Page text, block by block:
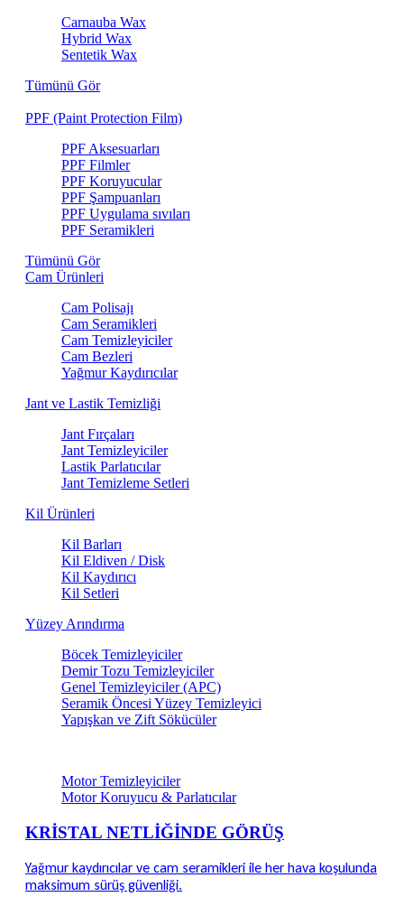
Carnauba Wax
Hybrid Wax
Sentetik Wax
Tümünü Gör
PPF (Paint Protection Film)
PPF Aksesuarları
PPF Filmler
PPF Koruyucular
PPF Şampuanları
PPF Uygulama sıvıları
PPF Seramikleri
Tümünü Gör
Cam Ürünleri
Cam Polisajı
Cam Seramikleri
Cam Temizleyiciler
Cam Bezleri
Yağmur Kaydırıcılar
Jant ve Lastik Temizliği
Jant Fırçaları
Jant Temizleyiciler
Lastik Parlatıcılar
Jant Temizleme Setleri
Kil Ürünleri
Kil Barları
Kil Eldiven / Disk
Kil Kaydırıcı
Kil Setleri
Yüzey Arındırma
Böcek Temizleyiciler
Demir Tozu Temizleyiciler
Genel Temizleyiciler (APC)
Seramik Öncesi Yüzey Temizleyici
Yapışkan ve Zift Sökücüler
Motor Temizleyiciler
Motor Koruyucu & Parlatıcılar
KRİSTAL NETLİĞİNDE GÖRÜŞ
Yağmur kaydırıcılar ve cam seramikleri ile her hava koşulunda
maksimum sürüş güvenliği.